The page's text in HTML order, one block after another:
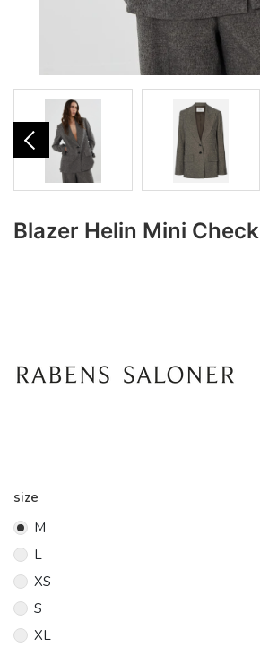
Blazer Helin Mini Check
size
M
L
XS
S
XL